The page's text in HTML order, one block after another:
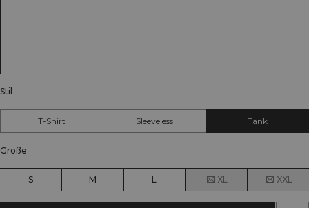
Stil
T-Shirt Sleeveless Tank
Größe
S M L XL XXL